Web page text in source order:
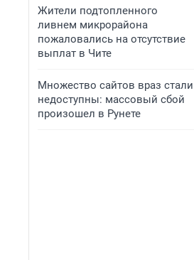
Жители подтопленного
ливнем микрорайона
пожаловались на отсутствие
выплат в Чите
Множество сайтов враз стали
недоступны: массовый сбой
произошел в Рунете